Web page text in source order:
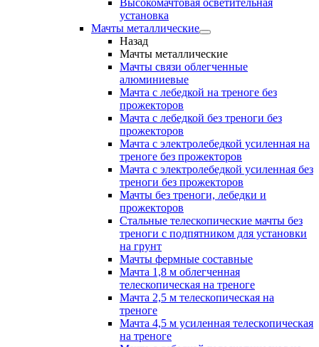
Высокомачтовая осветительная
установка
Мачты металлические
Назад
Мачты металлические
Мачты связи облегченные
алюминиевые
Мачта с лебедкой на треноге без
прожекторов
Мачта с лебедкой без треноги без
прожекторов
Мачта с электролебедкой усиленная на
треноге без прожекторов
Мачта с электролебедкой усиленная без
треноги без прожекторов
Мачты без треноги, лебедки и
прожекторов
Стальные телескопические мачты без
треноги с подпятником для установки
на грунт
Мачты фермные составные
Мачта 1,8 м облегченная
телескопическая на треноге
Мачта 2,5 м телескопическая на
треноге
Мачта 4,5 м усиленная телескопическая
на треноге